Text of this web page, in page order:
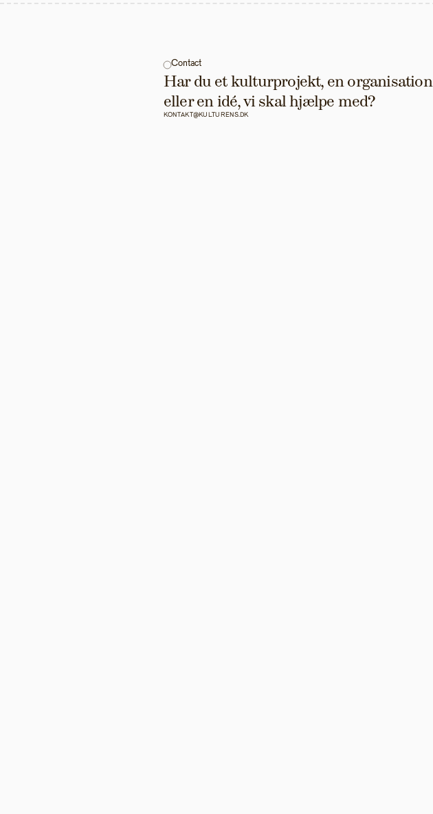
KONTAKT@KULTURENS.DK
Har du et kulturprojekt, en organisation
eller en idé, vi skal hjælpe med?
Contact